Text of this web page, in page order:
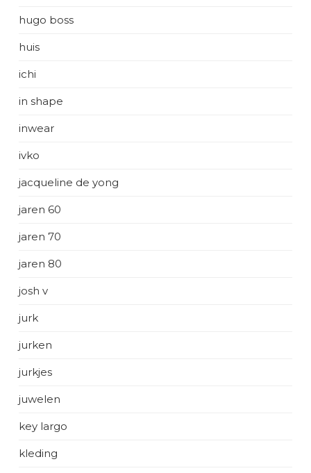
hugo boss
huis
ichi
in shape
inwear
ivko
jacqueline de yong
jaren 60
jaren 70
jaren 80
josh v
jurk
jurken
jurkjes
juwelen
key largo
kleding